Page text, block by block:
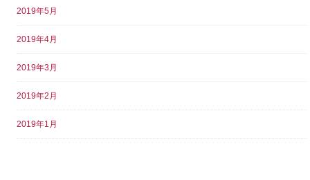
2019年5月
2019年4月
2019年3月
2019年2月
2019年1月